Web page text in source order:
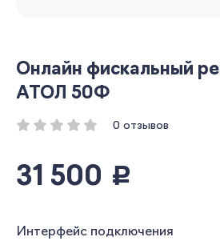
Онлайн фискальный
АТОЛ 50Ф
0 отзывов
31 500 руб.
Интерфейс подключения